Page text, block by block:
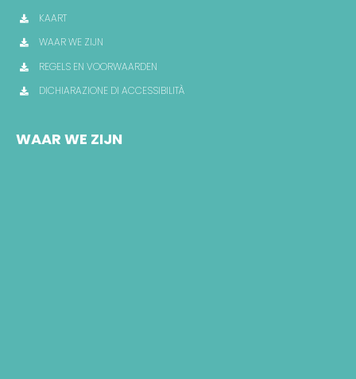
KAART
WAAR WE ZIJN
REGELS EN VOORWAARDEN
DICHIARAZIONE DI ACCESSIBILITÀ
WAAR WE ZIJN